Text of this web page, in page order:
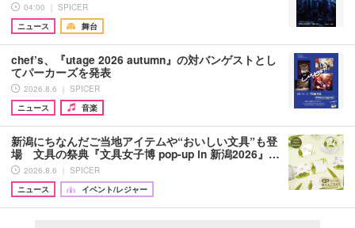
04:00 ｜ SPICER
ニュース
舞台
chef’s、『utage 2026 autumn』の対バンゲストとし
てパーカーズを発表
2026.8.6 ｜ SPICER
ニュース
音楽
新潟にちなんだご当地アイテムや“おいしい文具”も登
場 文具の祭典『文具女子博 pop-up in 新潟2026』…
2026.8.6 ｜ SPICER
ニュース
イベント/レジャー